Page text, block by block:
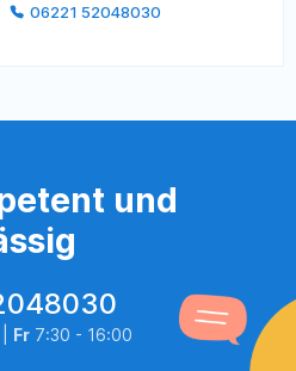
06221 52048030
und
Fr7:30 - 16:00